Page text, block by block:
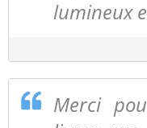
lumineux
Merci